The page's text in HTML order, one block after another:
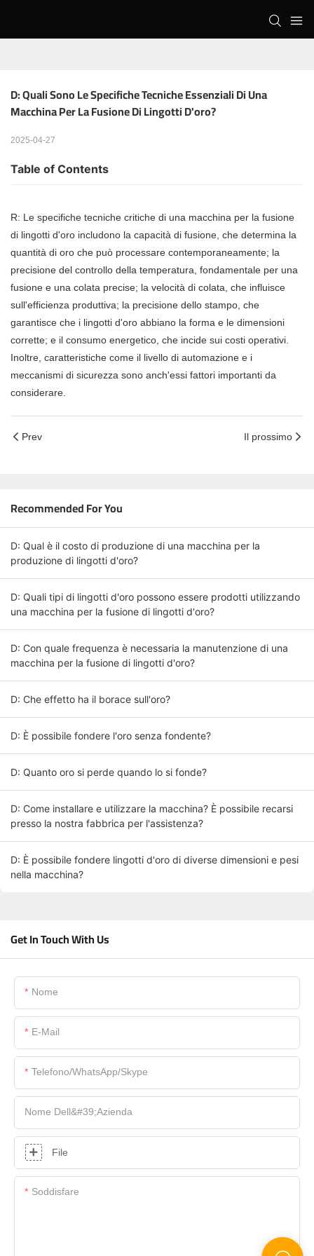
D: Quali Sono Le Specifiche Tecniche Essenziali Di Una
Macchina Per La Fusione Di Lingotti D'oro?
2025-04-27
Table of Contents
R: Le specifiche tecniche critiche di una macchina per la fusione
di lingotti d'oro includono la capacità di fusione, che determina la
quantità di oro che può processare contemporaneamente; la
precisione del controllo della temperatura, fondamentale per una
fusione e una colata precise; la velocità di colata, che influisce
sull'efficienza produttiva; la precisione dello stampo, che
garantisce che i lingotti d'oro abbiano la forma e le dimensioni
corrette; e il consumo energetico, che incide sui costi operativi.
Inoltre, caratteristiche come il livello di automazione e i
meccanismi di sicurezza sono anch'essi fattori importanti da
considerare.
Prev Il prossimo
Recommended For You
D: Qual è il costo di produzione di una macchina per la
produzione di lingotti d'oro?
D: Quali tipi di lingotti d'oro possono essere prodotti utilizzando
una macchina per la fusione di lingotti d'oro?
D: Con quale frequenza è necessaria la manutenzione di una
macchina per la fusione di lingotti d'oro?
D: Che effetto ha il borace sull'oro?
D: È possibile fondere l'oro senza fondente?
D: Quanto oro si perde quando lo si fonde?
D: Come installare e utilizzare la macchina? È possibile recarsi
presso la nostra fabbrica per l'assistenza?
D: È possibile fondere lingotti d'oro di diverse dimensioni e pesi
nella macchina?
Get In Touch With Us
Nome
E-Mail
Telefono/WhatsApp/Skype
Nome Dell&#39;azienda
File
Soddisfare